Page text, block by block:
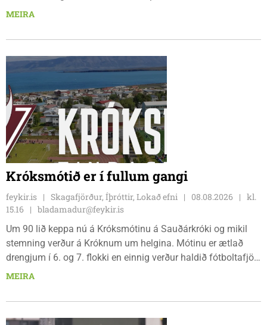
Þórður Hansen mætti með tæki og tól og hóf
og sagði Magnús Barðdal sveitarstjóri það vera virkilega
þegar Feykir spurði hann út í málið.
MEIRA
Króksmótið er í fullum gangi
feykir.is Skagafjörður, Íþróttir, Lokað efni 08.08.2026
kl.
15.16
bladamadur@feykir.is
Um 90 lið keppa nú á Króksmótinu á Sauðárkróki og mikil
stemning verður á Króknum um helgina. Mótinu er ætlað
drengjum í 6. og 7. flokki en einnig verður haldið fótboltafjör
fyrir yngri systkini. Mótið hófst í gær, föstudaginn 7. ágúst
MEIRA